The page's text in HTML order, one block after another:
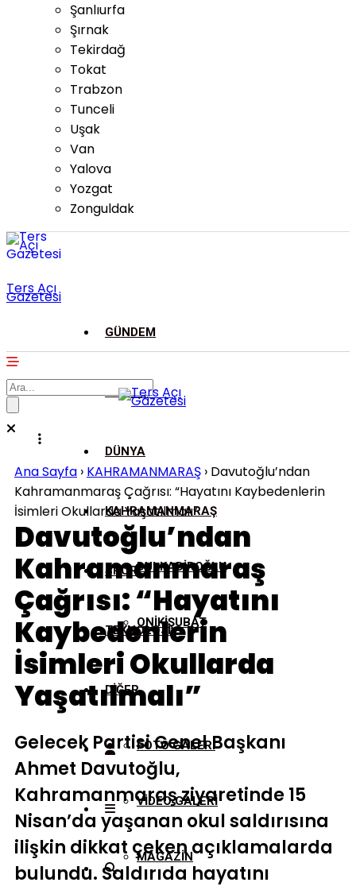
Şanlıurfa
Şırnak
Tekirdağ
Tokat
Trabzon
Tunceli
Uşak
Van
Yalova
Yozgat
Zonguldak
Ters Açı
Gazetesi
GÜNDEM
ASAYİŞ
DÜNYA
KAHRAMANMARAŞ
DULKADİROĞLU
ONİKİŞUBAT
SPOR
TEKNOLOJİ
DİĞER
FOTO GALERİ
VİDEO GALERİ
MAGAZİN
Ana Sayfa › KAHRAMANMARAŞ › Davutoğlu’ndan
Kahramanmaraş Çağrısı: “Hayatını Kaybedenlerin
İsimleri Okullarda Yaşatılmalı”
Davutoğlu’ndan
Kahramanmaraş
Çağrısı: “Hayatını
Kaybedenlerin
İsimleri Okullarda
Yaşatılmalı”
Gelecek Partisi Genel Başkanı
Ahmet Davutoğlu,
Kahramanmaraş ziyaretinde 15
Nisan’da yaşanan okul saldırısına
ilişkin dikkat çeken açıklamalarda
bulundu. Saldırıda hayatını